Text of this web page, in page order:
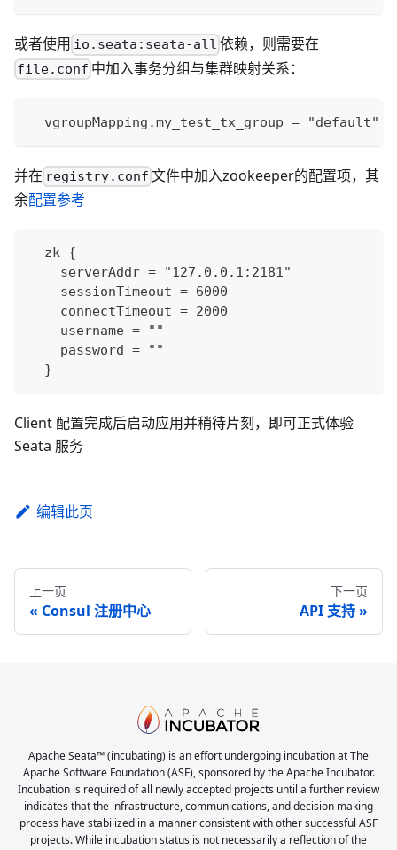
或者使用 io.seata:seata-all 依赖，则需要在
file.conf 中加入事务分组与集群映射关系：
  vgroupMapping.my_test_tx_group = "default"
并在 registry.conf 文件中加入zookeeper的配置项，其
余配置参考
  zk {
    serverAddr = "127.0.0.1:2181"
    sessionTimeout = 6000
    connectTimeout = 2000
    username = ""
    password = ""
  }
Client 配置完成后启动应用并稍待片刻，即可正式体验
Seata 服务
编辑此页
上一页
Consul 注册中心
下一页
API 支持
Apache Seata™ (incubating) is an effort undergoing incubation at The
Apache Software Foundation (ASF), sponsored by the Apache Incubator.
Incubation is required of all newly accepted projects until a further review
indicates that the infrastructure, communications, and decision making
process have stabilized in a manner consistent with other successful ASF
projects. While incubation status is not necessarily a reflection of the